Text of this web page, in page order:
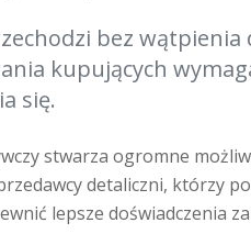
bez
kupujących
się.
stwarza ogromne
detaliczni, którzy
lepsze doświadczenia